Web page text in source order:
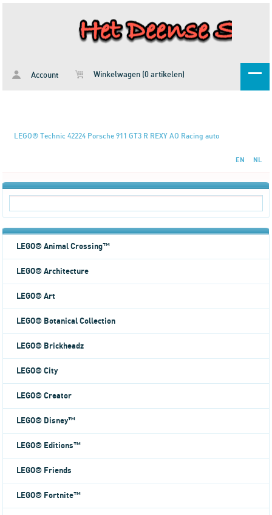
Account Winkelwagen (0 artikelen)
LEGO® Technic 42224 Porsche 911 GT3 R REXY AO Racing auto
EN NL
LEGO® Animal Crossing™
LEGO® Architecture
LEGO® Art
LEGO® Botanical Collection
LEGO® Brickheadz
LEGO® City
LEGO® Creator
LEGO® Disney™
LEGO® Editions™
LEGO® Friends
LEGO® Fortnite™